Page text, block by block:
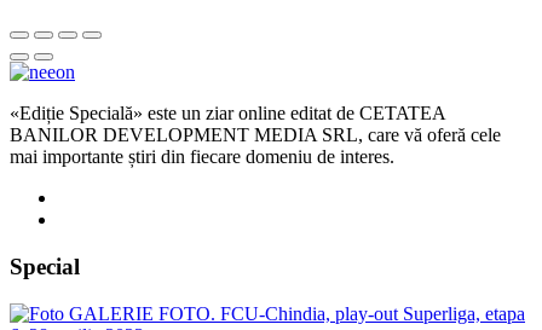
«Ediție Specială» este un ziar online editat de CETATEA
BANILOR DEVELOPMENT MEDIA SRL, care vă oferă cele
mai importante știri din fiecare domeniu de interes.
Special